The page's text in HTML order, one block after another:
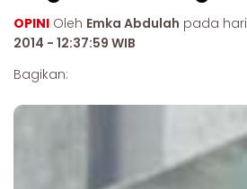
OPINI Oleh Emka Abdulah pada hari
2014 - 12:37:59 WIB
Bagikan: